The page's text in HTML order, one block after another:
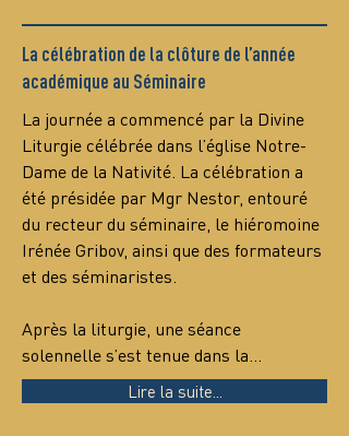
La célébration de la clôture de l’année
académique au Séminaire
La journée a commencé par la Divine
Liturgie célébrée dans l’église Notre-
Dame de la Nativité. La célébration a
été présidée par Mgr Nestor, entouré
du recteur du séminaire, le hiéromoine
Irénée Gribov, ainsi que des formateurs
et des séminaristes.
Après la liturgie, une séance
solennelle s’est tenue dans la…
Lire la suite...